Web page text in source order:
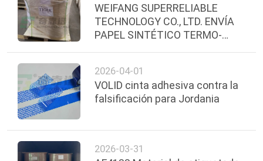
WEIFANG SUPERRELIABLE
TECHNOLOGY CO., LTD. ENVÍA
PAPEL SINTÉTICO TERMO-
ECUADOR
2026-04-01
VOLID cinta adhesiva contra la
falsificación para Jordania
2026-03-31